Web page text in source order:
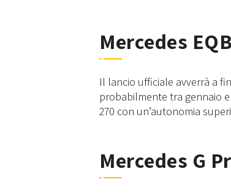
Mercedes EQB
Il lancio ufficiale avverrà a
probabilmente tra gennaio
270 con un’autonomia
Mercedes G